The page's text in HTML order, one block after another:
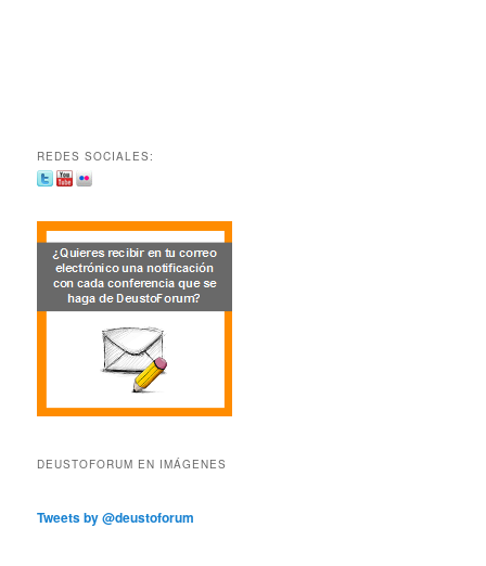
REDES SOCIALES:
DEUSTOFORUM EN IMÁGENES
Tweets by @deustoforum